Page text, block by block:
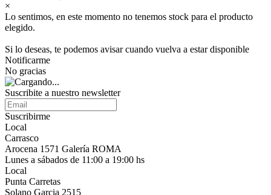
×
Lo sentimos, en este momento no tenemos stock para el producto
elegido.
Si lo deseas, te podemos avisar cuando vuelva a estar disponible
Notificarme
No gracias
Suscribite a nuestro newsletter
Suscribirme
Local
Carrasco
Arocena 1571 Galería ROMA
Lunes a sábados de 11:00 a 19:00 hs
Local
Punta Carretas
Solano Garcia 2515